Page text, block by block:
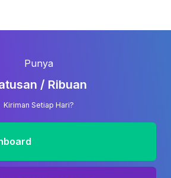
Punya
/ Ribuan
Kiriman Setiap Hari?